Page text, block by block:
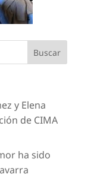
y Elena
de CIMA
ha sido